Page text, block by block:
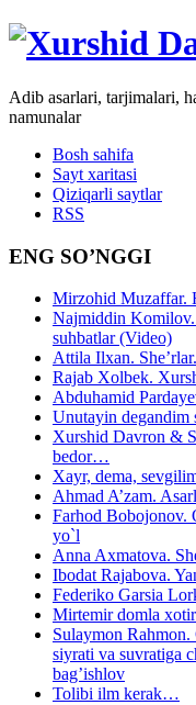
Adib asarlari, tarjimalari,
namunalar
Bosh sahifa
Sayt xaritasi
Qiziqarli saytlar
RSS
ENG SO’NGGI
Mirzohid Muzaffar.
Najmiddin
suhbatlar (Video)
Attila Ilxan.
Rajab Xolbek.
Abduhamid
Unutayin
Xurshid Davron &
bedor…
Xayr, dema,
Ahmad A’zam.
Farhod Bobojonov.
yo`l
Anna Axmatova.
Ibodat Rajabova.
Federiko Garsia
Mirtemir domla
Sulaymon
siyrati va suvratiga
bag’ishlov
Tolibi ilm kerak…